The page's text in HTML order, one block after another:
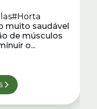
#Horta
muito saudável
de músculos
o...